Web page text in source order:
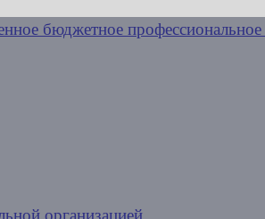
организацией